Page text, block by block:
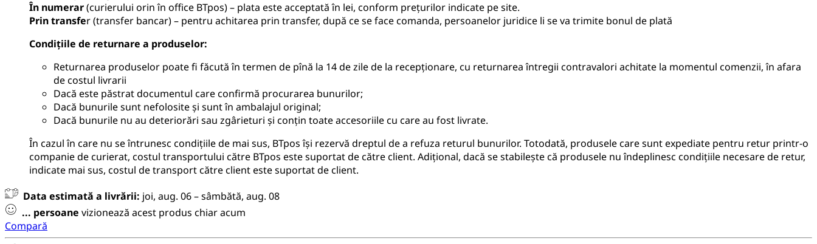
În numerar(curierului orin în office BTpos) – plata este acceptată în lei, conform prețurilor indicate pe site.
Prin transfer (transfer bancar) – pentru achitarea prin transfer, după ce se face comanda, persoanelor juridice li se va trimite bonul de plată
Condițiile de returnare a produselor:
Returnarea produselor poate fi făcută în termen de pînă la 14 de zile de la recepționare, cu returnarea întregii contravalori achitate la momentul comenzii, în afara
de costul livrarii
Dacă este păstrat documentul care confirmă procurarea bunurilor;
Dacă bunurile sunt nefolosite și sunt în ambalajul original;
Dacă bunurile nu au deteriorări sau zgârieturi și conțin toate accesoriile cu care au fost livrate.
În cazul în care nu se întrunesc condițiile de mai sus, BTpos își rezervă dreptul de a refuza returul bunurilor. Totodată, produsele care sunt expediate pentru retur printr-o
companie de curierat, costul transportului către BTpos este suportat de către client. Adițional, dacă se stabilește că produsele nu îndeplinesc condițiile necesare de retur,
indicate mai sus, costul de transport către client este suportat de client.
Data estimată a livrării: joi, aug. 06 – sâmbătă, aug. 08
... persoane vizionează acest produs chiar acum
Compară